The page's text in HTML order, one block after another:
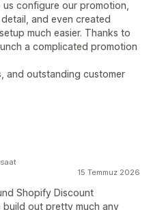
configure our promotion,
and even created
much easier. Thanks to
a complicated promotion
and outstanding customer
15 Temmuz 2026
Shopify Discount
build out pretty much any